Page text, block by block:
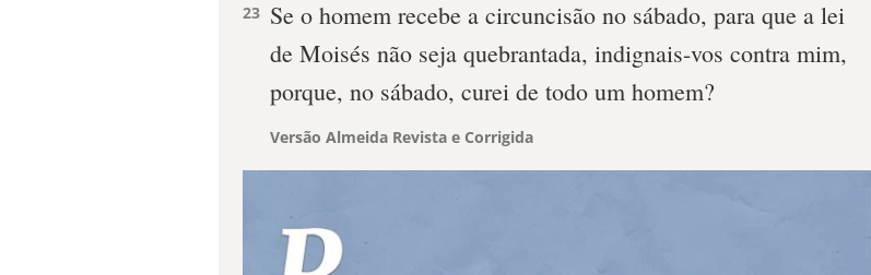
23 Se o homem recebe a circuncisão no sábado, para que a lei
de Moisés não seja quebrantada, indignais-vos contra mim,
porque, no sábado, curei de todo um homem?
Versão Almeida Revista e Corrigida